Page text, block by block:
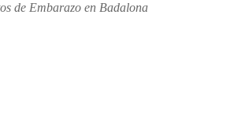
de Embarazo en Badalona